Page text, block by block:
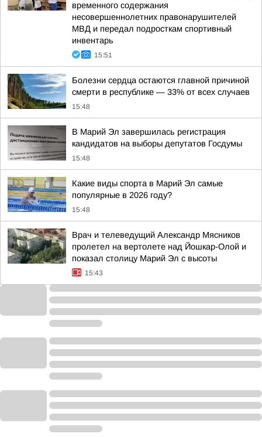
временного содержания
несовершеннолетних правонарушителей
МВД и передал подросткам спортивный
инвентарь
15:51
Болезни сердца остаются главной причиной
смерти в республике — 33% от всех случаев
15:48
В Марий Эл завершилась регистрация
кандидатов на выборы депутатов Госдумы
15:48
Какие виды спорта в Марий Эл самые
популярные в 2026 году?
15:48
Врач и телеведущий Александр Мясников
пролетел на вертолете над Йошкар-Олой и
показал столицу Марий Эл с высоты
15:43